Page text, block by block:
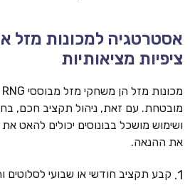
אסטרטגיה למכונות מזל
ציפיות מציאותיות
מובטחת. עם זאת, ניהול תקציב חכם,
ושימוש מושכל בבונוסים יכולים להאט
את ההנאה.
קבע תקציב חודשי או שבועי לסלוטים